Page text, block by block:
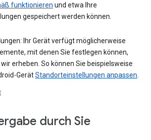
funktionieren und etwa Ihre
gespeichert werden können.
Ihr Gerät verfügt möglicherweise
mit denen Sie festlegen können,
erheben. So können Sie beispielsweise
GerätStandorteinstellungen anpassen
durch Sie